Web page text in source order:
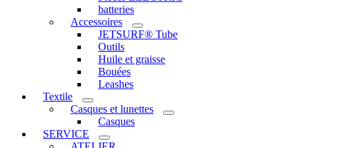
batteries
Accessoires
JETSURF® Tube
Outils
Huile et graisse
Bouées
Leashes
Textile
Casques et lunettes
Casques
SERVICE